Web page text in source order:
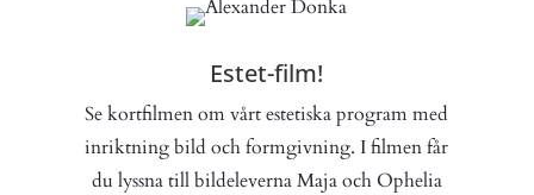
Estet-film!
Se kortfilmen om vårt estetiska program med
inriktning bild och formgivning. I filmen får
du lyssna till bildeleverna Maja och Ophelia